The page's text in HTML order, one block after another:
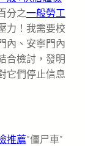
分之一般勞工
力！我需要校
內、安寧門內
合檢討，發明
它們停止信息
推薦“僵尸車”